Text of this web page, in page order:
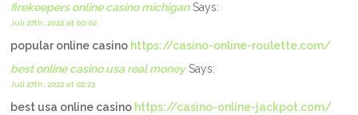
firekeepers online casino michiganSays:
Juli 27th, 2022 at 00:02
popular online casino https://casino-online-roulette.com/
best online casino usa real moneySays:
Juli 27th, 2022 at 02:23
best usa online casino https://casino-online-jackpot.com/